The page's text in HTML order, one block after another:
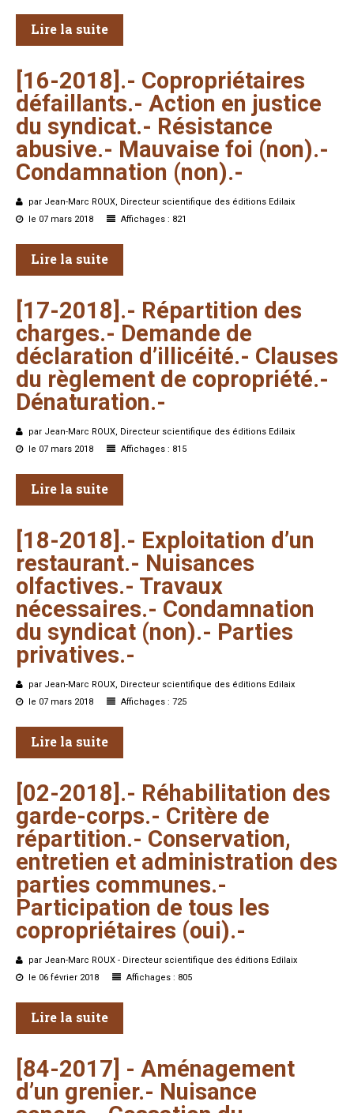
Lire la suite
[16-2018].- Copropriétaires
défaillants.- Action en justice
du syndicat.- Résistance
abusive.- Mauvaise foi (non).-
Condamnation (non).-
par Jean-Marc ROUX, Directeur scientifique des éditions Edilaix
le 07 mars 2018
Affichages : 821
Lire la suite
[17-2018].- Répartition des
charges.- Demande de
déclaration d’illicéité.- Clauses
du règlement de copropriété.-
Dénaturation.-
par Jean-Marc ROUX, Directeur scientifique des éditions Edilaix
le 07 mars 2018
Affichages : 815
Lire la suite
[18-2018].- Exploitation d’un
restaurant.- Nuisances
olfactives.- Travaux
nécessaires.- Condamnation
du syndicat (non).- Parties
privatives.-
par Jean-Marc ROUX, Directeur scientifique des éditions Edilaix
le 07 mars 2018
Affichages : 725
Lire la suite
[02-2018].- Réhabilitation des
garde-corps.- Critère de
répartition.- Conservation,
entretien et administration des
parties communes.-
Participation de tous les
copropriétaires (oui).-
par Jean-Marc ROUX - Directeur scientifique des éditions Edilaix
le 06 février 2018
Affichages : 805
Lire la suite
[84-2017] - Aménagement
d’un grenier.- Nuisance